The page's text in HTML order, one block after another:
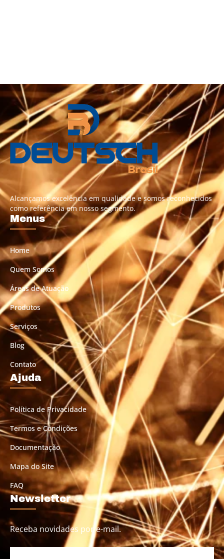
Alcançamos excelência em qualidade e somos reconhecidos
como referência em nosso segmento.
Menus
Home
Quem Somos
Áreas de Atuação
Produtos
Serviços
Blog
Contato
Ajuda
Política de Privacidade
Termos e Condições
Documentação
Mapa do Site
FAQ
Newsletter
Receba novidades por e-mail.